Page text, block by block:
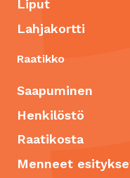
Liput
Lahjakortti
Raatikko
Saapuminen
Henkilöstö
Raatikosta
Menneet